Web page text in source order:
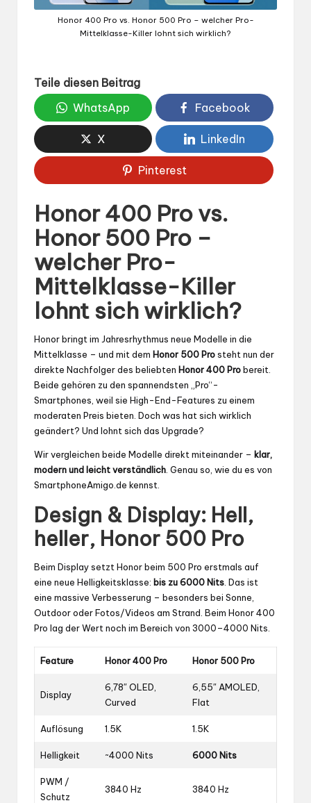
Honor 400 Pro vs. Honor 500 Pro – welcher Pro-
Mittelklasse-Killer lohnt sich wirklich?
Teile diesen Beitrag
WhatsApp
Facebook
X LinkedIn
Pinterest
Honor 400 Pro vs.
Honor 500 Pro –
welcher Pro-
Mittelklasse-Killer
lohnt sich wirklich?
Honor bringt im Jahresrhythmus neue Modelle in die
Mittelklasse – und mit dem Honor 500 Prosteht nun der
direkte Nachfolger des beliebten Honor 400 Probereit.
Beide gehören zu den spannendsten „Pro“-
Smartphones, weil sie High-End-Features zu einem
moderaten Preis bieten. Doch was hat sich wirklich
geändert? Und lohnt sich das Upgrade?
Wir vergleichen beide Modelle direkt miteinander – klar,
modern und leicht verständlich . Genau so, wie du es von
SmartphoneAmigo.de kennst.
Design & Display: Hell,
heller, Honor 500 Pro
Beim Display setzt Honor beim 500 Pro erstmals auf
eine neue Helligkeitsklasse: bis zu 6000 Nits . Das ist
eine massive Verbesserung – besonders bei Sonne,
Outdoor oder Fotos/Videos am Strand. Beim Honor 400
Pro lag der Wert noch im Bereich von 3000–4000 Nits.
Feature Honor 400 Pro Honor 500 Pro
Display
6,78″ OLED,
Curved
6,55″ AMOLED,
Flat
Auflösung 1.5K 1.5K
Helligkeit ~4000 Nits 6000 Nits
PWM /
Schutz
3840 Hz 3840 Hz